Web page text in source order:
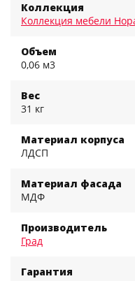
Коллекция
Коллекция мебели
Объем
0,06 м3
Вес
31 кг
Материал корпуса
ЛДСП
Материал фасада
МДФ
Производитель
Град
Гарантия